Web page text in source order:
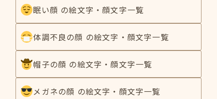
眠い顔 の絵文字・顔文字一覧
体調不良の顔 の絵文字・顔文字一覧
帽子の顔 の絵文字・顔文字一覧
メガネの顔 の絵文字・顔文字一覧